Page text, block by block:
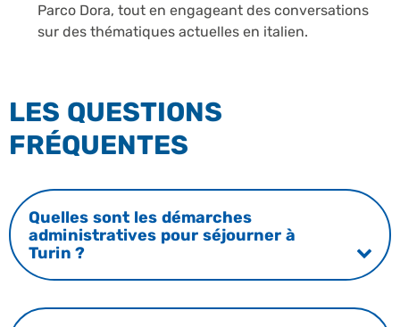
Parco Dora, tout en engageant des conversations
sur des thématiques actuelles en italien.
LES QUESTIONS
FRÉQUENTES
Quelles sont les démarches
administratives pour séjourner à
Turin ?